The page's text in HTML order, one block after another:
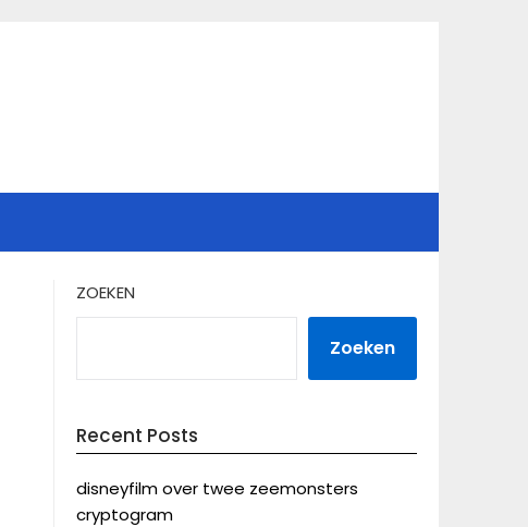
ZOEKEN
Zoeken
Recent Posts
disneyfilm over twee zeemonsters
cryptogram